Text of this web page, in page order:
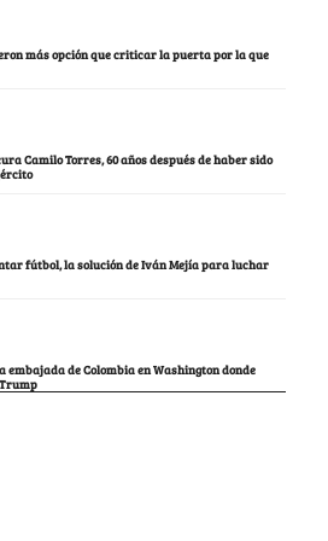
más opción que criticar la puerta por la que
Camilo Torres, 60 años después de haber sido
fútbol, la solución de Iván Mejía para luchar
embajada de Colombia en Washington donde